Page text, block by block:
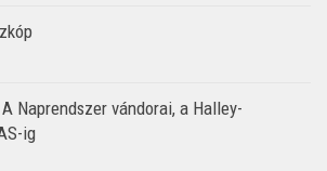
Naprendszer vándorai, a Halley-
ig